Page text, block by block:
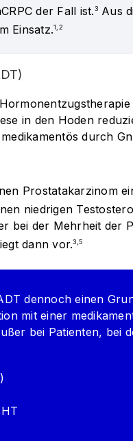
der Fall ist.3Aus
Einsatz.1,2
in den Hoden
durch
Prostatakarzinom
niedrigen
bei der Mehrheit der
dann vor.3,5
dennoch einen
mit einer
bei Patienten, bei